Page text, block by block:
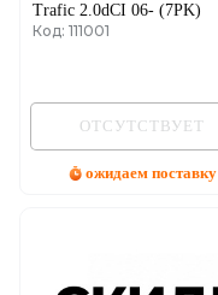
Trafic 2.0dCI 06- (7PK)
Код: 111001
ОТСУТСТВУЕТ
ожидаем поставку